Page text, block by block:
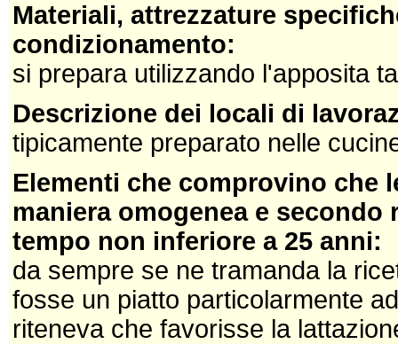
Materiali, attrezzature
condizionamento:
si prepara utilizzando l'apposita
Descrizione dei locali di
tipicamente preparato nelle
Elementi che comprovino che
maniera omogenea e
tempo non inferiore a 25 anni:
da sempre se ne tramanda la
fosse un piatto particolarmente
riteneva che favorisse la